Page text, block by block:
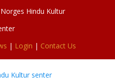
Hindu Kultur
| Login | Contact Us